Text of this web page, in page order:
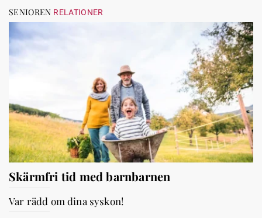
SENIOREN RELATIONER
Skärmfri tid med barnbarnen
Var rädd om dina syskon!